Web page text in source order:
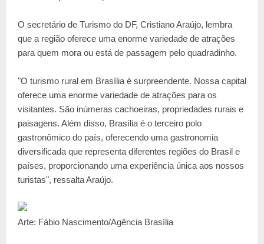
O secretário de Turismo do DF, Cristiano Araújo, lembra
que a região oferece uma enorme variedade de atrações
para quem mora ou está de passagem pelo quadradinho.
"O turismo rural em Brasília é surpreendente. Nossa capital
oferece uma enorme variedade de atrações para os
visitantes. São inúmeras cachoeiras, propriedades rurais e
paisagens. Além disso, Brasília é o terceiro polo
gastronômico do país, oferecendo uma gastronomia
diversificada que representa diferentes regiões do Brasil e
países, proporcionando uma experiência única aos nossos
turistas", ressalta Araújo.
Arte: Fábio Nascimento/Agência Brasília